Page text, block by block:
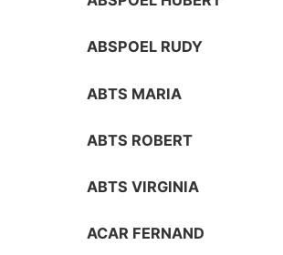
ABSPOEL RUDY
ABTS MARIA
ABTS ROBERT
ABTS VIRGINIA
ACAR FERNAND